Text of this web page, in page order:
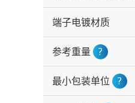
端子电镀材质
参考重量 ?
最小包装单位 ?